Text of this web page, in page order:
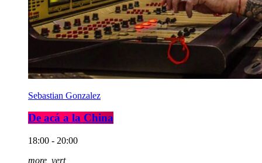
Sebastian Gonzalez
De acá a la China
18:00 - 20:00
more_vert